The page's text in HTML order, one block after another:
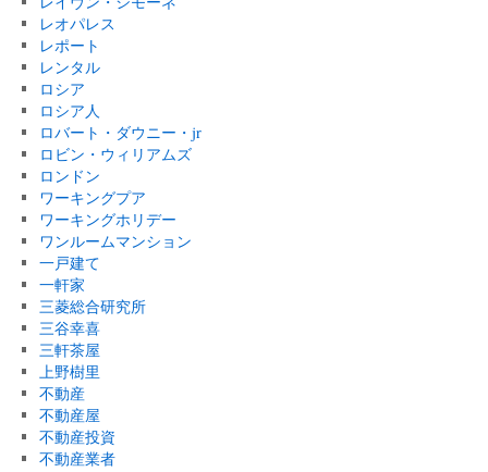
レオパレス
レポート
レンタル
ロシア
ロシア人
ロバート・ダウニー・jr
ロビン・ウィリアムズ
ロンドン
ワーキングプア
ワーキングホリデー
ワンルームマンション
一戸建て
一軒家
三菱総合研究所
三谷幸喜
三軒茶屋
上野樹里
不動産
不動産屋
不動産投資
不動産業者